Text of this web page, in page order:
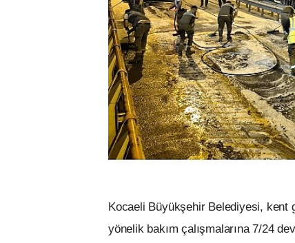
Kocaeli Büyükşehir Belediyesi, kent
yönelik bakım çalışmalarına 7/24